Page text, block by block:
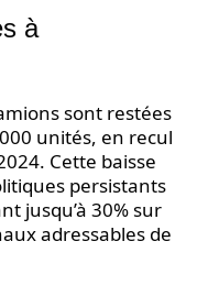
à
sont restées
unités, en recul
Cette baisse
persistants
jusqu’à 30% sur
adressables de